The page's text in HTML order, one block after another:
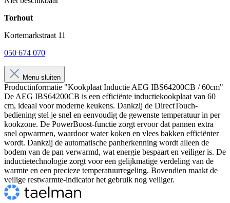
Torhout
Kortemarkstraat 11
050 674 070
Menu sluiten
Productinformatie "Kookplaat Inductie AEG IBS64200CB / 60cm"
De AEG IBS64200CB is een efficiënte inductiekookplaat van 60
cm, ideaal voor moderne keukens. Dankzij de DirectTouch-
bediening stel je snel en eenvoudig de gewenste temperatuur in per
kookzone. De PowerBoost-functie zorgt ervoor dat pannen extra
snel opwarmen, waardoor water koken en vlees bakken efficiënter
wordt. Dankzij de automatische panherkenning wordt alleen de
bodem van de pan verwarmd, wat energie bespaart en veiliger is. De
inductietechnologie zorgt voor een gelijkmatige verdeling van de
warmte en een precieze temperatuurregeling. Bovendien maakt de
veilige restwarmte-indicator het gebruik nog veiliger.